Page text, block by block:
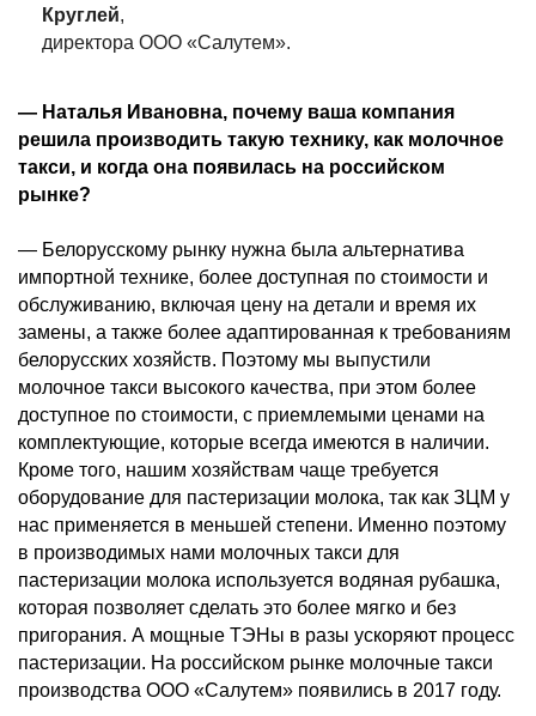
Круглей,
директора ООО «Салутем».
— Наталья Ивановна, почему ваша компания
решила производить такую технику, как молочное
такси, и когда она появилась на российском
рынке?
— Белорусскому рынку нужна была альтернатива
импортной технике, более доступная по стоимости и
обслуживанию, включая цену на детали и время их
замены, а также более адаптированная к требованиям
белорусских хозяйств. Поэтому мы выпустили
молочное такси высокого качества, при этом более
доступное по стоимости, с приемлемыми ценами на
комплектующие, которые всегда имеются в наличии.
Кроме того, нашим хозяйствам чаще требуется
оборудование для пастеризации молока, так как ЗЦМ у
нас применяется в меньшей степени. Именно поэтому
в производимых нами молочных такси для
пастеризации молока используется водяная рубашка,
которая позволяет сделать это более мягко и без
пригорания. А мощные ТЭНы в разы ускоряют процесс
пастеризации. На российском рынке молочные такси
производства ООО «Салутем» появились в 2017 году.